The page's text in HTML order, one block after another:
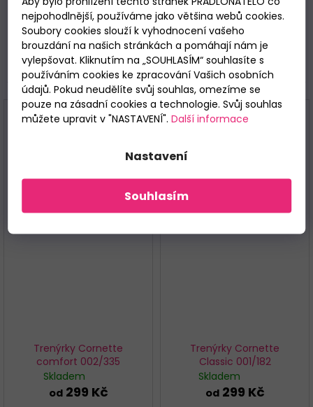
nejpohodlnější, používáme jako většina webů cookies.
Soubory cookies slouží k vyhodnocení vašeho
brouzdání na našich stránkách a pomáhají nám je
vylepšovat. Kliknutím na „SOUHLASÍM“ souhlasíte s
používáním cookies ke zpracování Vašich osobních
údajů. Pokud neudělíte svůj souhlas, omezíme se
pouze na zásadní cookies a technologie. Svůj souhlas
můžete upravit v "NASTAVENÍ". Další informace
Nastavení
Souhlasím
Materiálové složení: 100% bavlna.
Související
Trenýrky Cornette
comfort 002/335
Skladem
od299 Kč
Trenýrky Cornette
Classic 001/182
Skladem
od299 Kč